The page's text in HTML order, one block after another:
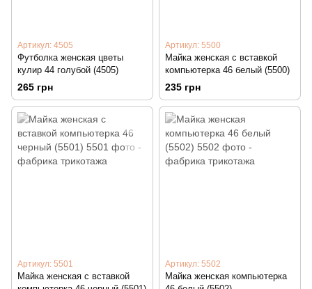
Артикул: 4505
Футболка женская цветы
кулир 44 голубой (4505)
265 грн
Артикул: 5500
Майка женская с вставкой
компьютерка 46 белый (5500)
235 грн
Артикул: 5501
Майка женская с вставкой
Артикул: 5502
Майка женская компьютерка